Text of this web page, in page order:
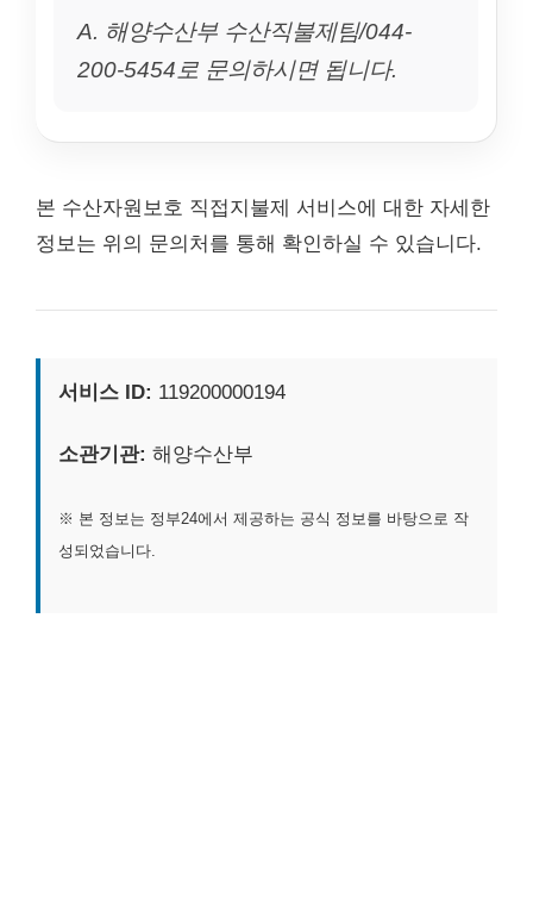
A. 해양수산부 수산직불제팀/044-
200-5454로 문의하시면 됩니다.
본 수산자원보호 직접지불제 서비스에 대한 자세한
정보는 위의 문의처를 통해 확인하실 수 있습니다.
서비스 ID: 119200000194
소관기관: 해양수산부
※ 본 정보는 정부24에서 제공하는 공식 정보를 바탕으로 작
성되었습니다.